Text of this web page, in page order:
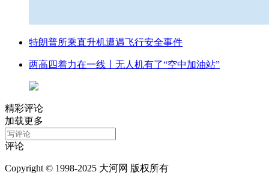
特朗普所乘直升机遭遇飞行安全事件
两高四着力在一线丨无人机有了“空中加油站”
精彩评论
加载更多
评论
Copyright © 1998-2025 大河网 版权所有